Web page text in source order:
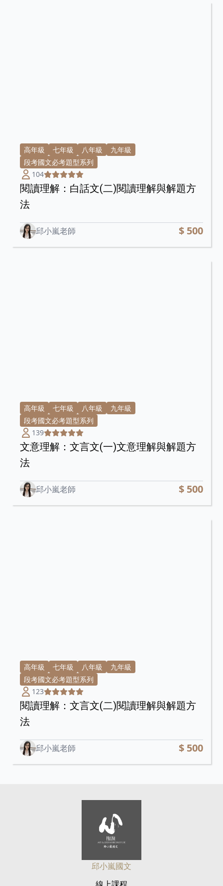
高年級 七年級 八年級
九年級
段考國文必考題型系列
104
閱讀理解：白話文(二)閱讀理解與解題方
法
邱小嵐老師 $ 500
高年級 七年級 八年級
九年級
段考國文必考題型系列
139
文意理解：文言文(一)文意理解與解題方
法
邱小嵐老師 $ 500
高年級 七年級 八年級
九年級
段考國文必考題型系列
123
閱讀理解：文言文(二)閱讀理解與解題方
法
邱小嵐老師 $ 500
邱小嵐國文